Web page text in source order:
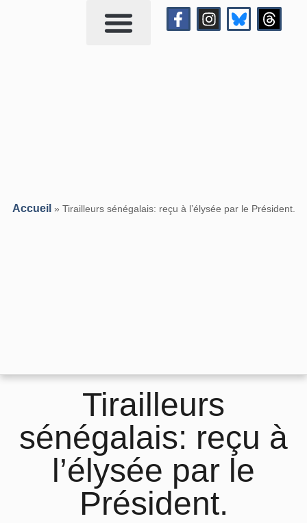
Accueil » Tirailleurs sénégalais: reçu à l’élysée par le Président.
Tirailleurs
sénégalais: reçu à
l’élysée par le
Président.